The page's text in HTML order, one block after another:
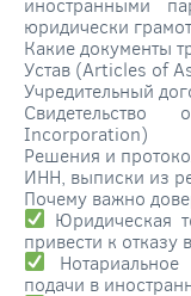
юридически
Какие документы
Устав (Articles of
Учредительный
Incorporation)
Решения и
ИНН, выписки из
Почему важно
Юридическая
привести к отказу
подачи в